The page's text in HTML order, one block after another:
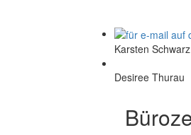
Karsten Schwarz
Desiree Thurau